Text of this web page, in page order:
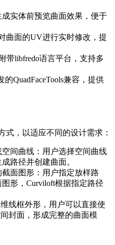
实体前预览曲面效果，便于
曲面的UV进行实时修改，提
带libfredo语言平台，支持多
的QuadFaceTools兼容，提供
，以适应不同的设计需求：
曲线：用户选择空间曲线
路径并创建曲面。
图形：用户指定放样路
图形，Curviloft根据指定路径
线框外形，用户可以直接使
面，形成完整的曲面模